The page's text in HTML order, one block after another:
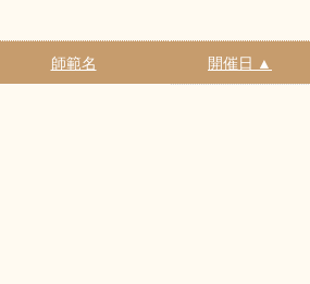
師範名 開催日 ▲